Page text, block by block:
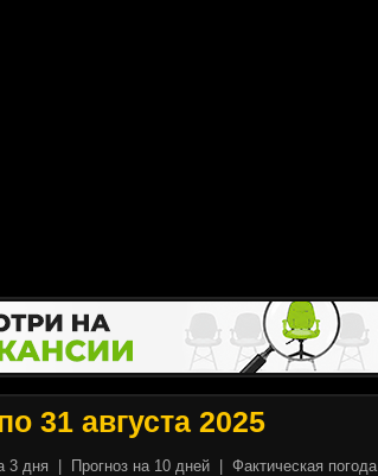
31 августа 2025
3 дня Прогноз на 10 дней Фактическая погода